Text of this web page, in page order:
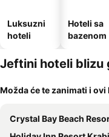
Luksuzni
hoteli
Hoteli sa
bazenom
Jeftini hoteli blizu
Možda će te zanimati i
Crystal Bay Beach